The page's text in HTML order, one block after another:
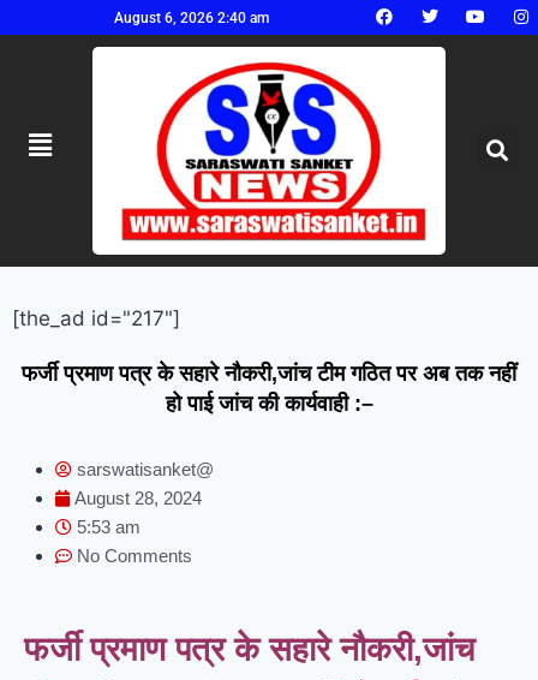
August 6, 2026 2:40 am
[the_ad id="217"]
फर्जी प्रमाण पत्र के सहारे नौकरी,जांच टीम गठित पर अब तक नहीं
हो पाई जांच की कार्यवाही :–
sarswatisanket@
August 28, 2024
5:53 am
No Comments
फर्जी प्रमाण पत्र के सहारे नौकरी,जांच